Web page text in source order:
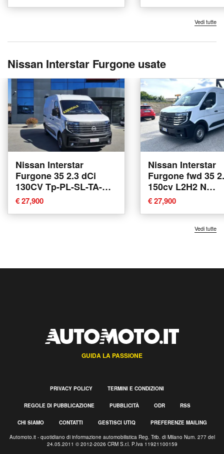
Vedi tutte
Nissan Interstar Furgone usate
Nissan Interstar
Furgone 35 2.3 dCi
130CV Tp-PL-SL-TA-RG
N-Connecta Furgone
del 2024 usata a Lucca
€ 27,900
Nissan Interstar
Furgone fwd 35
150cv L2H2 N
Connecta del
usata a Ferrara
€ 27,900
Vedi tutte
GUIDA LA PASSIONE
PRIVACY POLICY TERMINI E CONDIZIONI
REGOLE DI PUBBLICAZIONE PUBBLICITÀ ODR RSS
CHI SIAMO CONTATTI GESTISCI UTIQ PREFERENZE MAILING
Automoto.it - quotidiano di informazione automobilistica Reg. Trib. di Milano Num. 277 del
24.05.2011 © 2012-2026 CRM S.r.l. P.Iva 11921100159